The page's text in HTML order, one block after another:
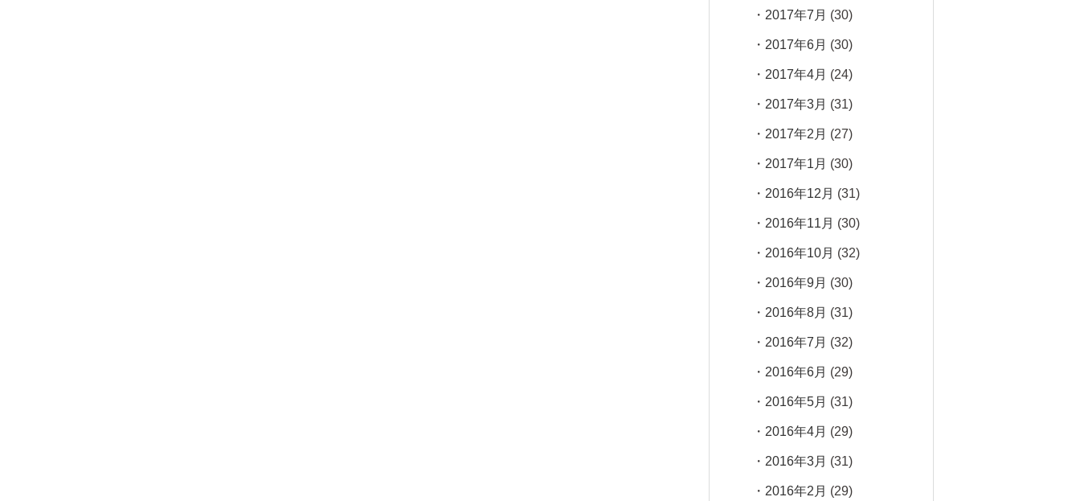
2017年7月 (30)
2017年6月 (30)
2017年4月 (24)
2017年3月 (31)
2017年2月 (27)
2017年1月 (30)
2016年12月 (31)
2016年11月 (30)
2016年10月 (32)
2016年9月 (30)
2016年8月 (31)
2016年7月 (32)
2016年6月 (29)
2016年5月 (31)
2016年4月 (29)
2016年3月 (31)
2016年2月 (29)